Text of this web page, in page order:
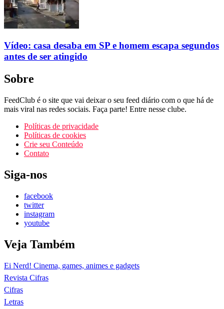
Vídeo: casa desaba em SP e homem escapa segundos
antes de ser atingido
Sobre
FeedClub é o site que vai deixar o seu feed diário com o que há de
mais viral nas redes sociais. Faça parte! Entre nesse clube.
Políticas de privacidade
Políticas de cookies
Crie seu Conteúdo
Contato
Siga-nos
facebook
twitter
instagram
youtube
Veja Também
Ei Nerd! Cinema, games, animes e gadgets
Revista Cifras
Cifras
Letras